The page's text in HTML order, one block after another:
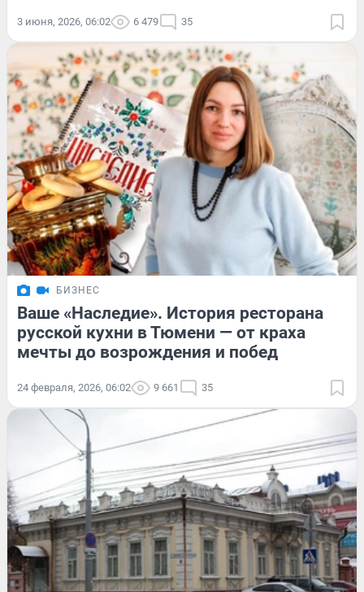
3 июня, 2026, 06:02 6 479 35
БИЗНЕС
Ваше «Наследие». История ресторана
русской кухни в Тюмени — от краха
мечты до возрождения и побед
24 февраля, 2026, 06:02 9 661 35